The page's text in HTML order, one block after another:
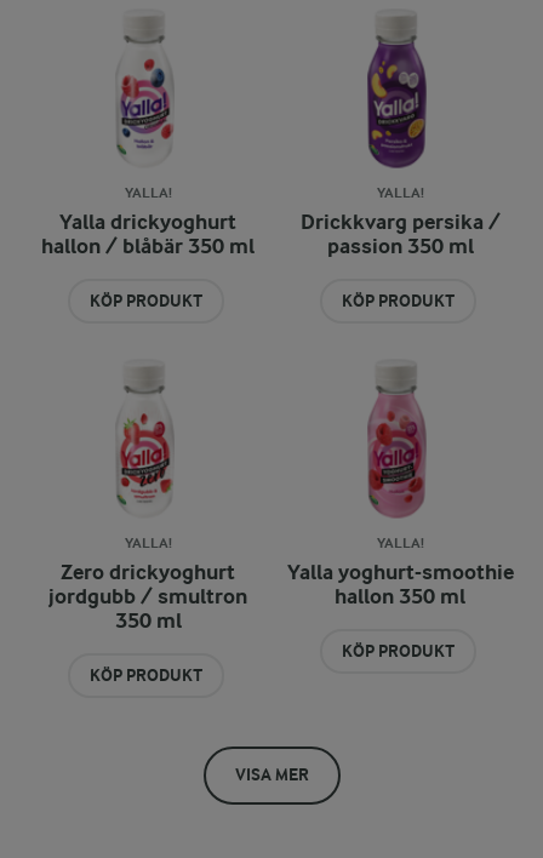
YALLA!
Yalla drickyoghurt
hallon / blåbär 350 ml
KÖP PRODUKT
YALLA!
Drickkvarg persika /
passion 350 ml
KÖP PRODUKT
YALLA!
Zero drickyoghurt
jordgubb / smultron
350 ml
KÖP PRODUKT
YALLA!
Yalla yoghurt-smoothie
hallon 350 ml
KÖP PRODUKT
VISA MER